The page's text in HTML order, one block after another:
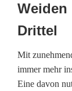
n
k
e
i
Drittel
Mit
immer mehr
Eine davon